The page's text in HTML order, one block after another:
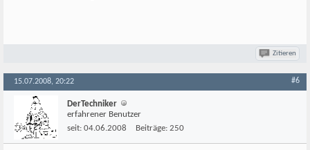
Zitieren
15.07.2008, 20:22 #6
DerTechniker
erfahrener Benutzer
seit: 04.06.2008 Beiträge: 250